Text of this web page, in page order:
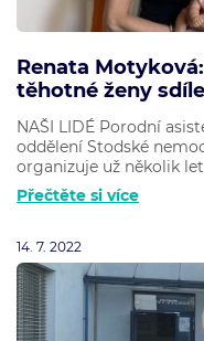
Renata
těhotné ženy
NAŠI LIDÉ Porodní
oddělení Stodské
organizuje už několik
Přečtěte si více
14. 7. 2022